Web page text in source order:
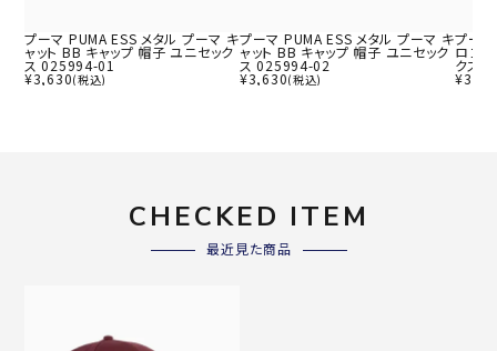
プーマ PUMA ESS メタル プーマ キ
ャット BB キャップ 帽子 ユニセック
ス 025994-01
¥3,630(税込)
プーマ PUMA ESS メタル プーマ キ
ャット BB キャップ 帽子 ユニセック
ス 025994-02
¥3,630(税込)
プー
ロゴ
クス
¥
CHECKED ITEM
最近見た商品